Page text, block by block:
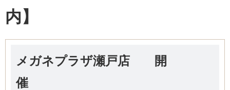
内】
メガネプラザ瀬戸店 開
催